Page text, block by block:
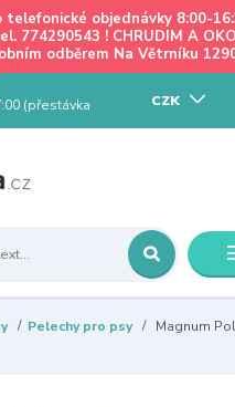
telefonické objednávky 8:00-
774290543 ! CHRUDIM A
odběrem Na Větrníku
CZK
(přestávka
Pelechy pro psy
Magnum